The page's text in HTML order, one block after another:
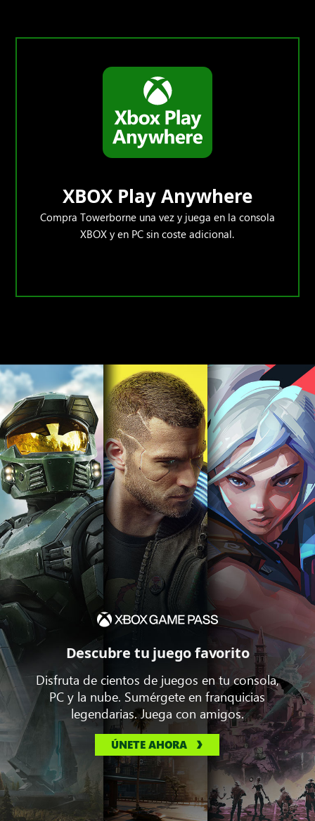
XBOX Play Anywhere
Compra Towerborne una vez y juega en la consola
XBOX y en PC sin coste adicional.
Descubre tu juego favorito
Disfruta de cientos de juegos en tu consola,
PC y la nube. Sumérgete en franquicias
legendarias. Juega con amigos.
ÚNETE AHORA